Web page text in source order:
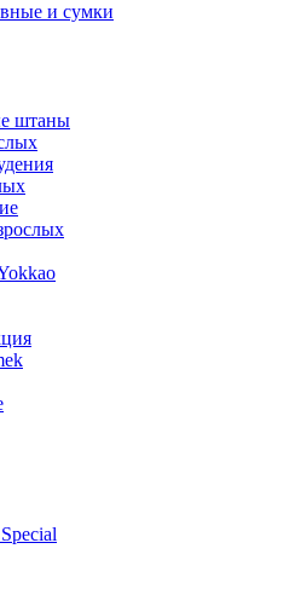
и сумки
штаны